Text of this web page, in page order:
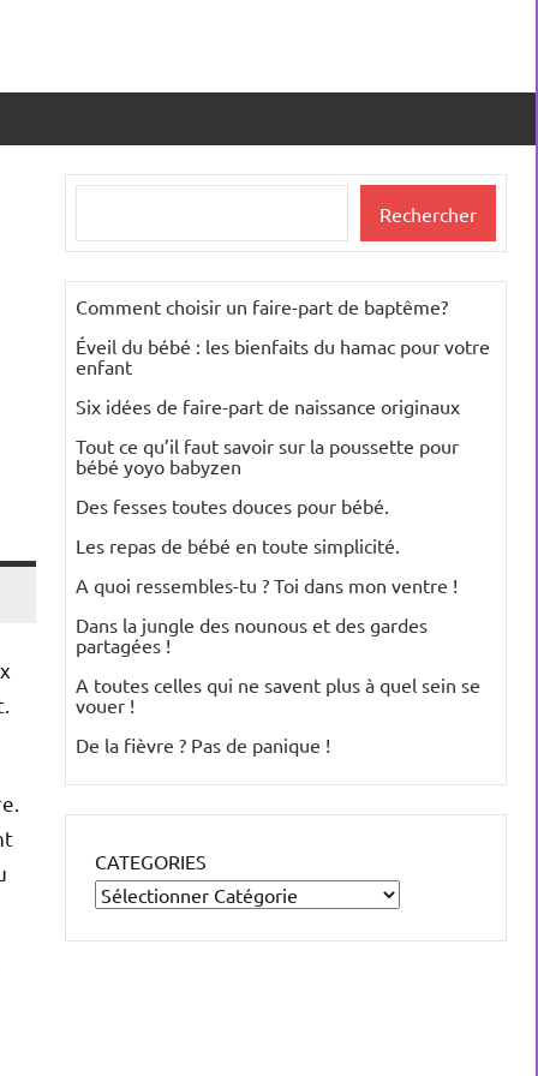
Rechercher
Comment choisir un faire-part de baptême?
Éveil du bébé : les bienfaits du hamac pour votre
enfant
Six idées de faire-part de naissance originaux
Tout ce qu’il faut savoir sur la poussette pour
bébé yoyo babyzen
Des fesses toutes douces pour bébé.
Les repas de bébé en toute simplicité.
A quoi ressembles-tu ? Toi dans mon ventre !
Dans la jungle des nounous et des gardes
partagées !
A toutes celles qui ne savent plus à quel sein se
vouer !
De la fièvre ? Pas de panique !
CATEGORIES